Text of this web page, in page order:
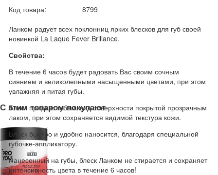
Код товара:
8799
Ланком радует всех поклонниц ярких блесков для губ своей
новинкой La Laque Fever Brillance.
Свойства:
В течение 6 часов будет радовать Вас своим сочным
сиянием и великолепными насыщенными цветами, при этом
увлажняя и питая губы.
Блеск придает губам, вид поверхности покрытой прозрачным
лаком, при этом сохраняется видимой текстура кожи.
Блеск быстро и удобно наносится, благодаря специальной
губочке-аппликатору.
Нанесенный на губы, блеск Ланком не стирается и сохраняет
интенсивность цвета в течение 6 часов!
С этим товаром покупают